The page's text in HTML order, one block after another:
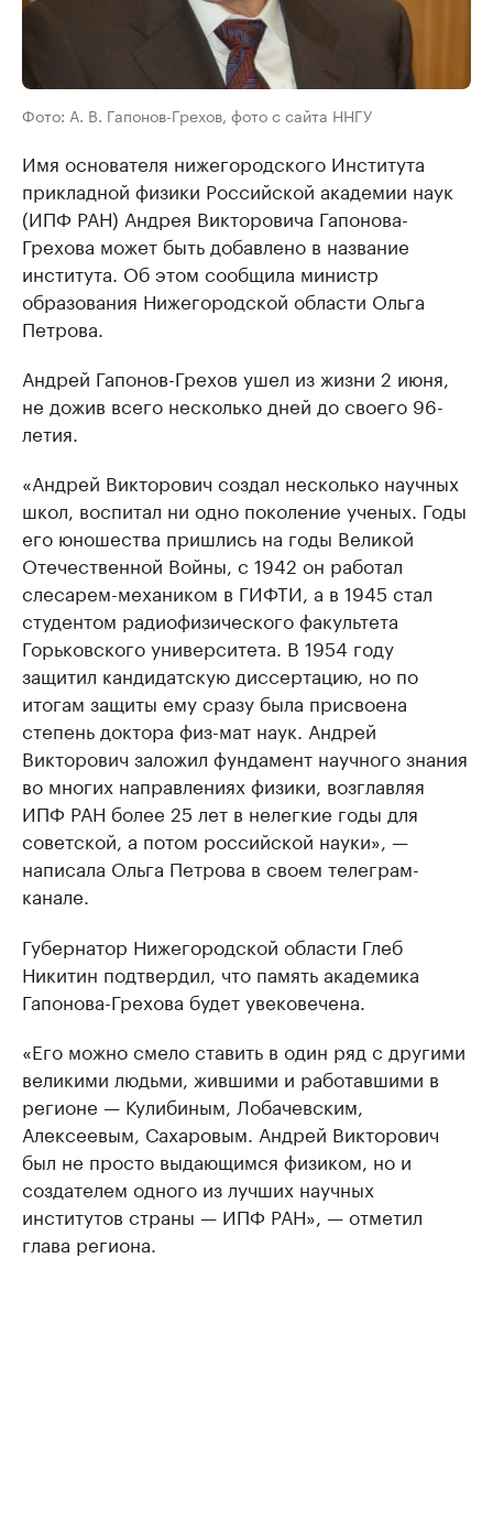
Фото: А. В. Гапонов-Грехов, фото с сайта ННГУ
Имя основателя нижегородского Института
прикладной физики Российской академии наук
(ИПФ РАН) Андрея Викторовича Гапонова-
Грехова может быть добавлено в название
института. Об этом сообщила министр
образования Нижегородской области Ольга
Петрова.
Андрей Гапонов-Грехов ушел из жизни 2 июня,
не дожив всего несколько дней до своего 96-
летия.
«Андрей Викторович создал несколько научных
школ, воспитал ни одно поколение ученых. Годы
его юношества пришлись на годы Великой
Отечественной Войны, с 1942 он работал
слесарем-механиком в ГИФТИ, а в 1945 стал
студентом радиофизического факультета
Горьковского университета. В 1954 году
защитил кандидатскую диссертацию, но по
итогам защиты ему сразу была присвоена
степень доктора физ-мат наук. Андрей
Викторович заложил фундамент научного знания
во многих направлениях физики, возглавляя
ИПФ РАН более 25 лет в нелегкие годы для
советской, а потом российской науки», —
написала Ольга Петрова в своем телеграм-
канале.
Губернатор Нижегородской области Глеб
Никитин подтвердил, что память академика
Гапонова-Грехова будет увековечена.
«Его можно смело ставить в один ряд с другими
великими людьми, жившими и работавшими в
регионе — Кулибиным, Лобачевским,
Алексеевым, Сахаровым. Андрей Викторович
был не просто выдающимся физиком, но и
создателем одного из лучших научных
институтов страны — ИПФ РАН», — отметил
глава региона.